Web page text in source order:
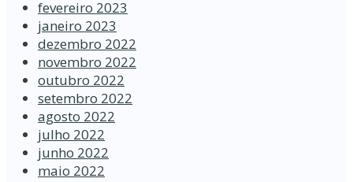
fevereiro 2023
janeiro 2023
dezembro 2022
novembro 2022
outubro 2022
setembro 2022
agosto 2022
julho 2022
junho 2022
maio 2022